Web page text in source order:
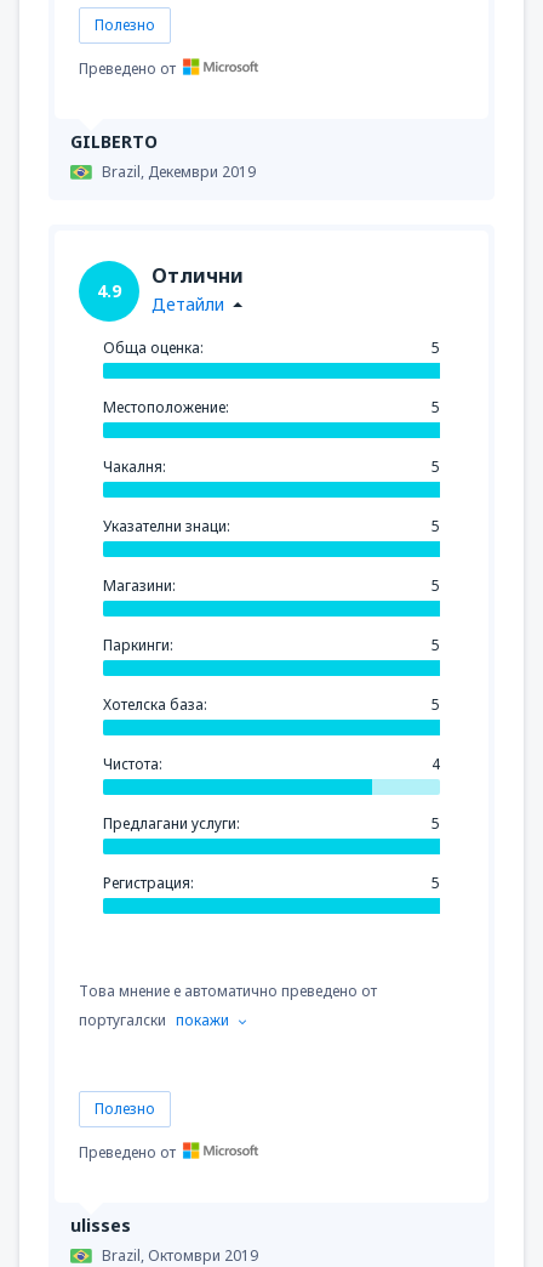
GILBERTO
Brazil, Декември 2019
Полезно
Преведено от
ulisses
Brazil, Октомври 2019
4.9
Отлични
Детайли
Обща оценка: 5
Местоположение: 5
Чакалня: 5
Указателни знаци: 5
Магазини: 5
Паркинги: 5
Хотелска база: 5
Чистота: 4
Предлагани услуги: 5
Регистрация: 5
Това мнение е автоматично преведено от
португалски покажи
Полезно
Преведено от